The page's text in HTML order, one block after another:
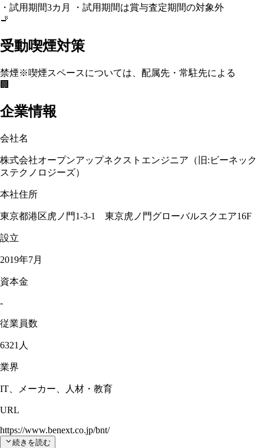
・試用期間3カ月 ・試用期間は賞与査定期間の対象外
🚬
受動喫煙対策
禁煙※喫煙スペースについては、配属先・常駐先による
🏢
企業情報
会社名
株式会社オープンアップネクストエンジニア（旧:ビーネック
ステクノロジーズ）
本社住所
東京都港区虎ノ門1-3-1 東京虎ノ門グローバルスクエア16F
設立
2019年7月
資本金
-
従業員数
6321人
業界
IT、メーカー、人材・教育
URL
https://www.benext.co.jp/bnt/
続きを読む